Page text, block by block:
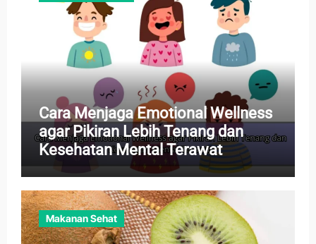
Cara Menjaga Emotional Wellness
agar Pikiran Lebih Tenang dan
Kesehatan Mental Terawat
Makanan Sehat